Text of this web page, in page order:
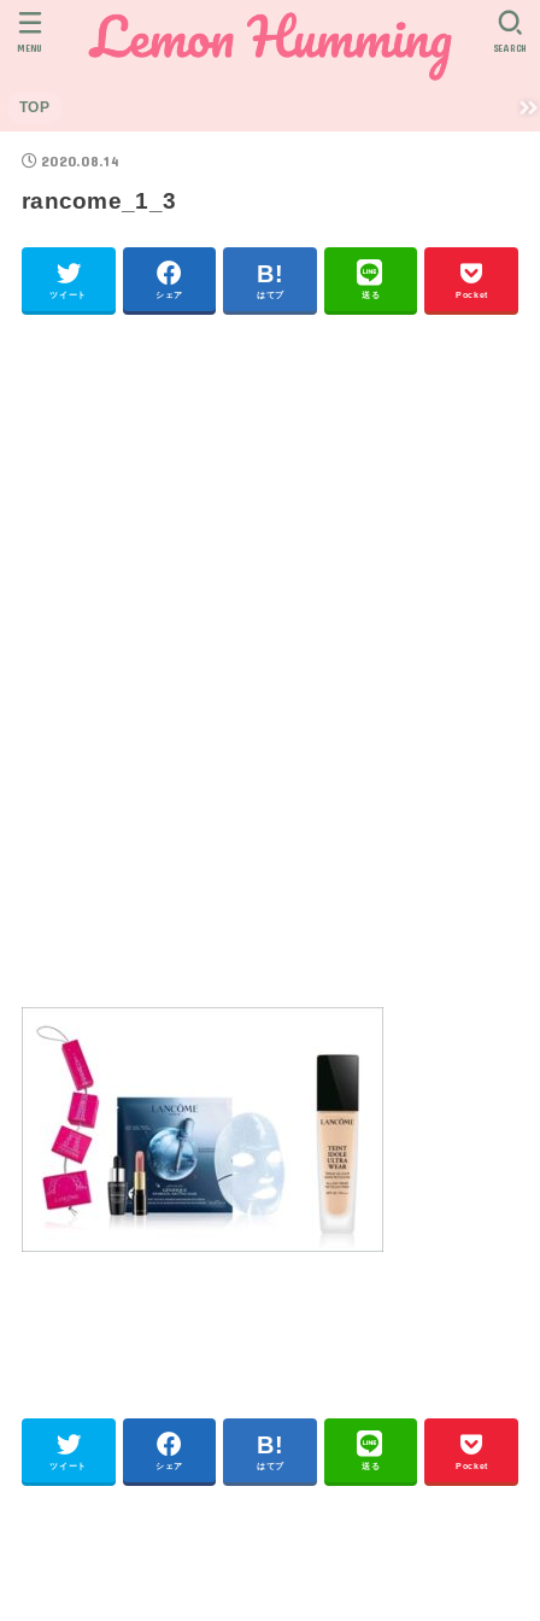
TOP
SEARCH
MENU
2020.08.14
rancome_1_3
ツイート シェア はてブ 送る Pocket
ツイート シェア はてブ 送る Pocket